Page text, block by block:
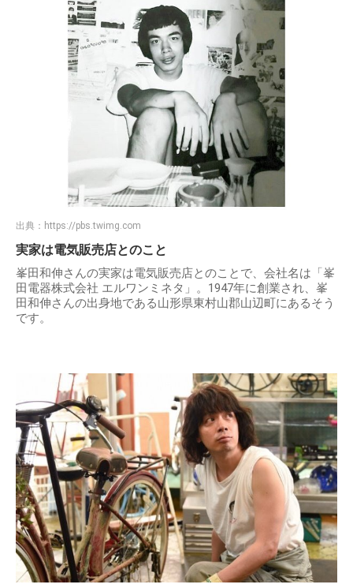
出典： https://pbs.twimg.com
実家は電気販売店とのこと
峯田和伸さんの実家は電気販売店とのことで、会社名は「峯
田電器株式会社 エルワンミネタ」。1947年に創業され、峯
田和伸さんの出身地である山形県東村山郡山辺町にあるそう
です。